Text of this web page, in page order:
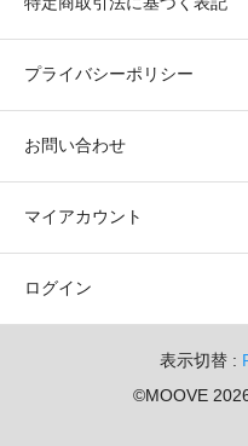
プライバシーポリシー
お問い合わせ
マイアカウント
ログイン
表示切替 :
©MOOVE